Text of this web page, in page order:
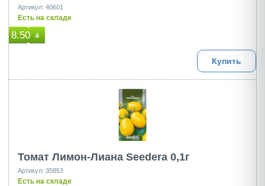
Артикул: 40601
Есть на складе
8.50 ₴
Купить
Томат Лимон-Лиана Seedera 0,1г
Артикул: 35853
Есть на складе